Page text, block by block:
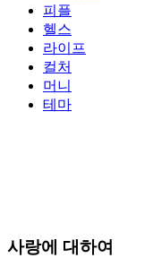
피플
헬스
라이프
컬처
머니
테마
사랑에 대하여